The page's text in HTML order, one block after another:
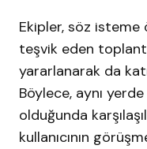
Ekipler, söz isteme
teşvik eden
yararlanarak da
Böylece, aynı
olduğunda
kullanıcının